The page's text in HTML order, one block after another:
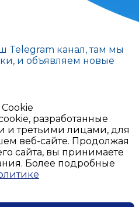
Telegram канал, там мы
и объявляем новые
разработанные
и третьими лицами, для
веб-сайте. Продолжая
сайта, вы принимаете
Более подробные